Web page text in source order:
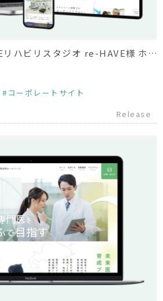
プライベートSTROKEリハビリスタジオ re-HAVE様 ホームページ制作
コーポレートサイト
Release